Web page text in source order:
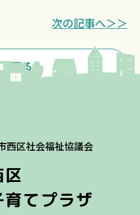
戻る
次の記事へ＞＞
西区社会福祉協議会
区
てプラザ